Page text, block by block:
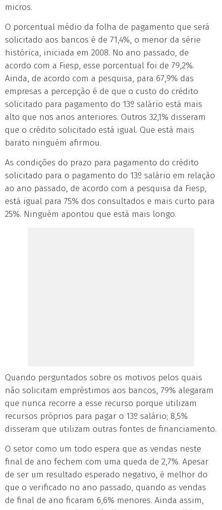
micros.
O porcentual médio da folha de pagamento que será
solicitado aos bancos é de 71,4%, o menor da série
histórica, iniciada em 2008. No ano passado, de
acordo com a Fiesp, esse porcentual foi de 79,2%.
Ainda, de acordo com a pesquisa, para 67,9% das
empresas a percepção é de que o custo do crédito
solicitado para pagamento do 13º salário está mais
alto que nos anos anteriores. Outros 32,1% disseram
que o crédito solicitado está igual. Que está mais
barato ninguém afirmou.
As condições do prazo para pagamento do crédito
solicitado para o pagamento do 13º salário em relação
ao ano passado, de acordo com a pesquisa da Fiesp,
está igual para 75% dos consultados e mais curto para
25%. Ninguém apontou que está mais longo.
Quando perguntados sobre os motivos pelos quais
não solicitam empréstimos aos bancos, 79% alegaram
que nunca recorre a esse recurso porque utilizam
recursos próprios para pagar o 13º salário; 8,5%
disseram que utilizam outras fontes de financiamento.
O setor como um todo espera que as vendas neste
final de ano fechem com uma queda de 2,7%. Apesar
de ser um resultado esperado negativo, é melhor do
que o verificado no ano passado, quando as vendas
de final de ano ficaram 6,6% menores. Ainda assim,